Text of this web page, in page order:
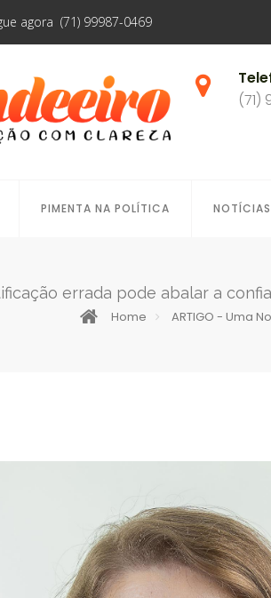
agora (71) 99987-0469
(71)
PIMENTA NA POLÍTICA NOTÍCIAS
errada pode abalar a
Home ARTIGO - Uma